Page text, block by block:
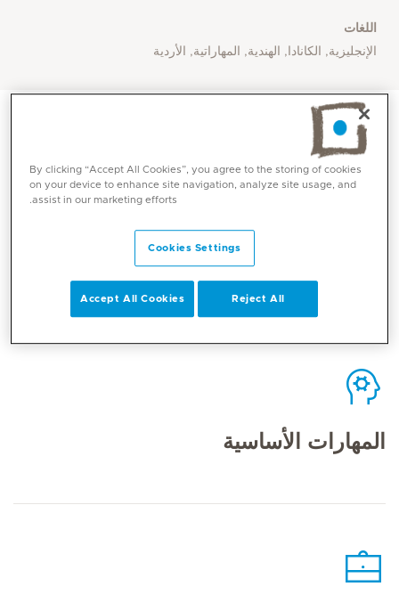
اللغات
الإنجليزية, الكانادا, الهندية, المهاراتية, الأردية
Mediclinic Middle East Corporate Office
المهارات الأساسية
By clicking “Accept All Cookies”, you agree to the storing of cookies
on your device to enhance site navigation, analyze site usage, and
assist in our marketing efforts.
Cookies Settings
Reject All
Accept All Cookies